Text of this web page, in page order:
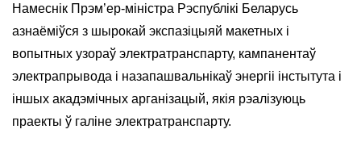
Намеснік Прэм’ер-міністра Рэспублікі Беларусь
азнаёміўся з шырокай экспазіцыяй макетных і
вопытных узораў электратранспарту, кампанентаў
электрапрывода і назапашвальнікаў энергіі інстытута і
іншых акадэмічных арганізацый, якія рэалізуюць
праекты ў галіне электратранспарту.